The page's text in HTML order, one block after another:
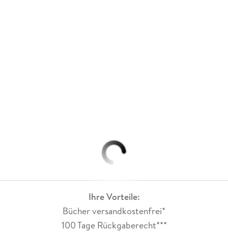
Ihre Vorteile:
Bücher versandkostenfrei*
100 Tage Rückgaberecht***